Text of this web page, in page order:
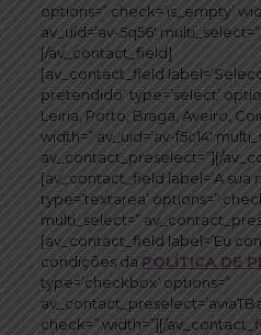
options=” check=’is_empty’
av_uid=’av-5q56′
[/av_contact_field]
[av_contact_field
pretendido’ type=’select’
Leiria, Porto, Braga, Aveiro,
width=” av_uid=’av-f5c14′
av_contact_preselect=”][/
[av_contact_field label=’A sua
type=’textarea’ options=”
multi_select=”
[av_contact_field label=’Eu
condições da POLÍTICA DE
type=’checkbox’ options=”
check=” width=”][/